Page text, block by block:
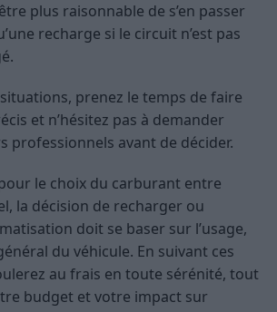
plus raisonnable de s’en passer
recharge si le circuit n’est pas
prenez le temps de faire
et n’hésitez pas à demander
professionnels avant de décider.
le choix du carburant entre
la décision de recharger ou
doit se baser sur l’usage,
du véhicule. En suivant ces
au frais en toute sérénité, tout
budget et votre impact sur